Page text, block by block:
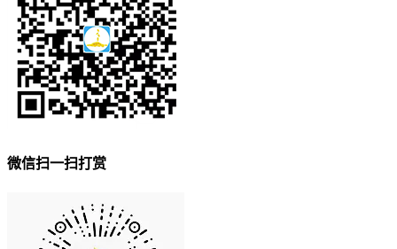
微信扫一扫打赏